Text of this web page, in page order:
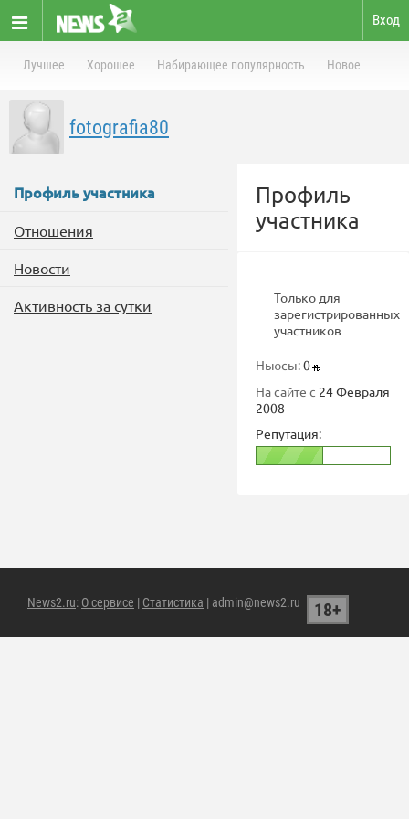
Вход
Лучшее Хорошее Набирающее популярность Новое
fotografia80
Профиль участника
Отношения
Новости
Активность за сутки
Профиль
участника
Только для
зарегистрированных
участников
Ньюсы:0
На сайте с 24 Февраля
2008
Репутация:
News2.ru: О сервисе | Статистика | admin@news2.ru 18+